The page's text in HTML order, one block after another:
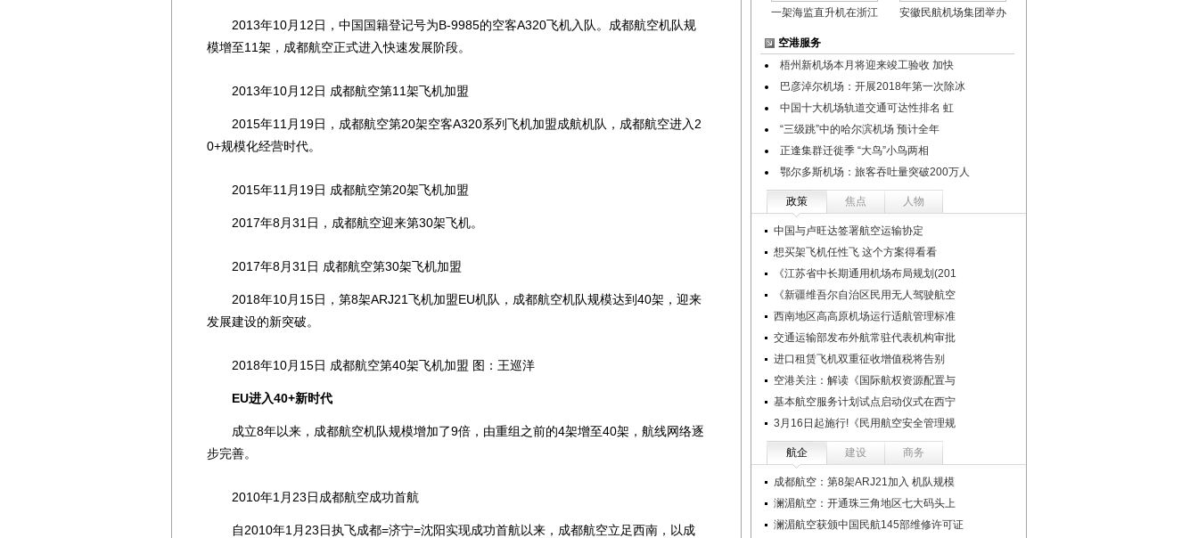
2013年10月12日，中国国籍登记号为B-9985的空客A320飞机入队。成都航空机队规
模增至11架，成都航空正式进入快速发展阶段。
2013年10月12日 成都航空第11架飞机加盟
2015年11月19日，成都航空第20架空客A320系列飞机加盟成航机队，成都航空进入2
0+规模化经营时代。
2015年11月19日 成都航空第20架飞机加盟
2017年8月31日，成都航空迎来第30架飞机。
2017年8月31日 成都航空第30架飞机加盟
2018年10月15日，第8架ARJ21飞机加盟EU机队，成都航空机队规模达到40架，迎来
发展建设的新突破。
2018年10月15日 成都航空第40架飞机加盟 图：王巡洋
EU进入40+新时代
成立8年以来，成都航空机队规模增加了9倍，由重组之前的4架增至40架，航线网络逐
步完善。
2010年1月23日成都航空成功首航
自2010年1月23日执飞成都=济宁=沈阳实现成功首航以来，成都航空立足西南，以成
一架海监直升机在浙江 安徽民航机场集团举办
空港服务
梧州新机场本月将迎来竣工验收 加快
巴彦淖尔机场：开展2018年第一次除冰
中国十大机场轨道交通可达性排名 虹
“三级跳”中的哈尔滨机场 预计全年
正逢集群迁徙季 “大鸟”小鸟两相
鄂尔多斯机场：旅客吞吐量突破200万人
政策 焦点 人物
中国与卢旺达签署航空运输协定
想买架飞机任性飞 这个方案得看看
《江苏省中长期通用机场布局规划(201
《新疆维吾尔自治区民用无人驾驶航空
西南地区高高原机场运行适航管理标准
交通运输部发布外航常驻代表机构审批
进口租赁飞机双重征收增值税将告别
空港关注：解读《国际航权资源配置与
基本航空服务计划试点启动仪式在西宁
3月16日起施行!《民用航空安全管理规
航企 建设 商务
成都航空：第8架ARJ21加入 机队规模
澜湄航空：开通珠三角地区七大码头上
澜湄航空获颁中国民航145部维修许可证